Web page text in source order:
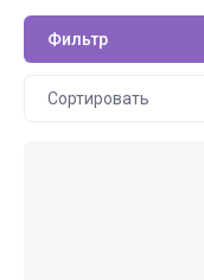
Фильтр
Сортировать